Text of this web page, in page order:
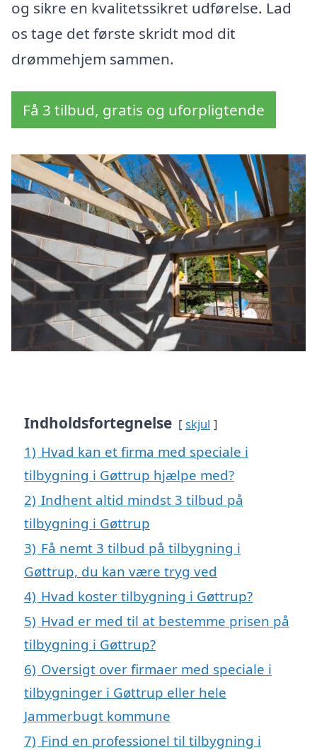
og sikre en kvalitetssikret udførelse. Lad
os tage det første skridt mod dit
drømmehjem sammen.
Få 3 tilbud, gratis og uforpligtende
Indholdsfortegnelse skjul
1) Hvad kan et firma med speciale i
tilbygning i Gøttrup hjælpe med?
2) Indhent altid mindst 3 tilbud på
tilbygning i Gøttrup
3) Få nemt 3 tilbud på tilbygning i
Gøttrup, du kan være tryg ved
4) Hvad koster tilbygning i Gøttrup?
5) Hvad er med til at bestemme prisen på
tilbygning i Gøttrup?
6) Oversigt over firmaer med speciale i
tilbygninger i Gøttrup eller hele
Jammerbugt kommune
7) Find en professionel til tilbygning i